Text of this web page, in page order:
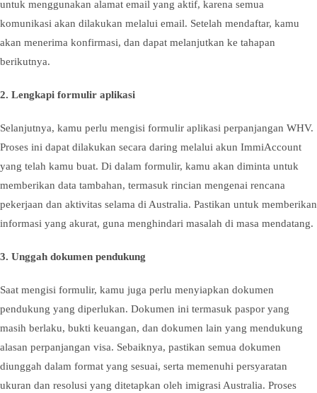
untuk menggunakan alamat email yang aktif, karena semua
komunikasi akan dilakukan melalui email. Setelah mendaftar, kamu
akan menerima konfirmasi, dan dapat melanjutkan ke tahapan
berikutnya.
2. Lengkapi formulir aplikasi
Selanjutnya, kamu perlu mengisi formulir aplikasi perpanjangan WHV.
Proses ini dapat dilakukan secara daring melalui akun ImmiAccount
yang telah kamu buat. Di dalam formulir, kamu akan diminta untuk
memberikan data tambahan, termasuk rincian mengenai rencana
pekerjaan dan aktivitas selama di Australia. Pastikan untuk memberikan
informasi yang akurat, guna menghindari masalah di masa mendatang.
3. Unggah dokumen pendukung
Saat mengisi formulir, kamu juga perlu menyiapkan dokumen
pendukung yang diperlukan. Dokumen ini termasuk paspor yang
masih berlaku, bukti keuangan, dan dokumen lain yang mendukung
alasan perpanjangan visa. Sebaiknya, pastikan semua dokumen
diunggah dalam format yang sesuai, serta memenuhi persyaratan
ukuran dan resolusi yang ditetapkan oleh imigrasi Australia. Proses